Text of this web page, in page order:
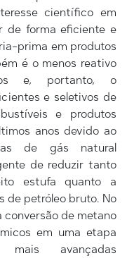
científico em
de forma eficiente e
prima em produtos
é o menos reativo
e, portanto, o
e seletivos de
e produtos
anos devido ao
de gás natural
de reduzir tanto
estufa quanto a
de petróleo bruto. No
de metano
em uma etapa
avançadas